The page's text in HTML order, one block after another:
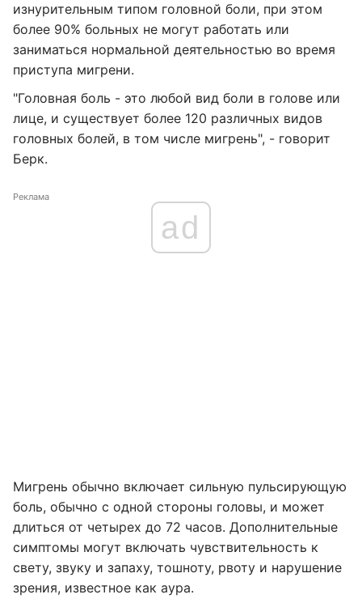
изнурительным типом головной боли, при этом
более 90% больных не могут работать или
заниматься нормальной деятельностью во время
приступа мигрени.
"Головная боль - это любой вид боли в голове или
лице, и существует более 120 различных видов
головных болей, в том числе мигрень", - говорит
Берк.
Реклама
ad
Мигрень обычно включает сильную пульсирующую
боль, обычно с одной стороны головы, и может
длиться от четырех до 72 часов. Дополнительные
симптомы могут включать чувствительность к
свету, звуку и запаху, тошноту, рвоту и нарушение
зрения, известное как аура.